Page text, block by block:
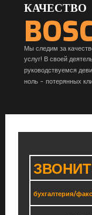
КАЧЕСТВО
Мы следим за
услуг! В своей
руководствуемся
ноль - потерянных
бухгалтерия/факс